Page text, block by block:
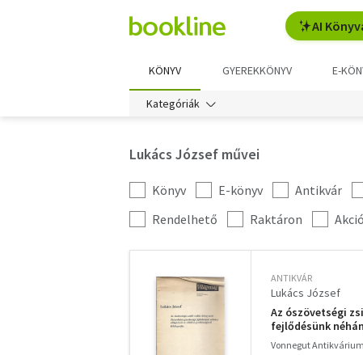
AI
KÖNYV GYEREKKÖNYV E-
Kategóriák
Lukács József művei
Kategória
szűrés
Könyv E-könyv Antikvár
További
szűrők
Rendelhető Raktáron
ANTIKVÁR
Lukács József
Az ószövetségi
fejlődésünk
Vonnegut Antikvárium